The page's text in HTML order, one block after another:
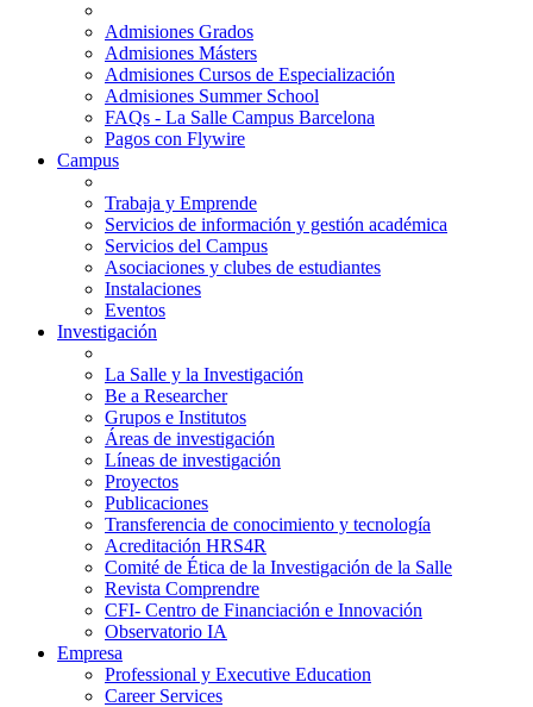
Admisiones Grados
Admisiones Másters
Admisiones Cursos de Especialización
Admisiones Summer School
FAQs - La Salle Campus Barcelona
Pagos con Flywire
Campus
Trabaja y Emprende
Servicios de información y gestión académica
Servicios del Campus
Asociaciones y clubes de estudiantes
Instalaciones
Eventos
Investigación
La Salle y la Investigación
Be a Researcher
Grupos e Institutos
Áreas de investigación
Líneas de investigación
Proyectos
Publicaciones
Transferencia de conocimiento y tecnología
Acreditación HRS4R
Comité de Ética de la Investigación de la Salle
Revista Comprendre
CFI- Centro de Financiación e Innovación
Observatorio IA
Empresa
Professional y Executive Education
Career Services